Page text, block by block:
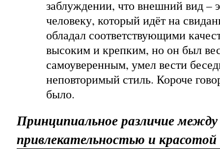
заблуждении, что внешний вид –
человеку, который идёт на
обладал соответствующими
высоким и крепким, но он был
самоуверенным, умел вести
неповторимый стиль. Короче
было.
Принципиальное различие между
привлекательностью и красотой